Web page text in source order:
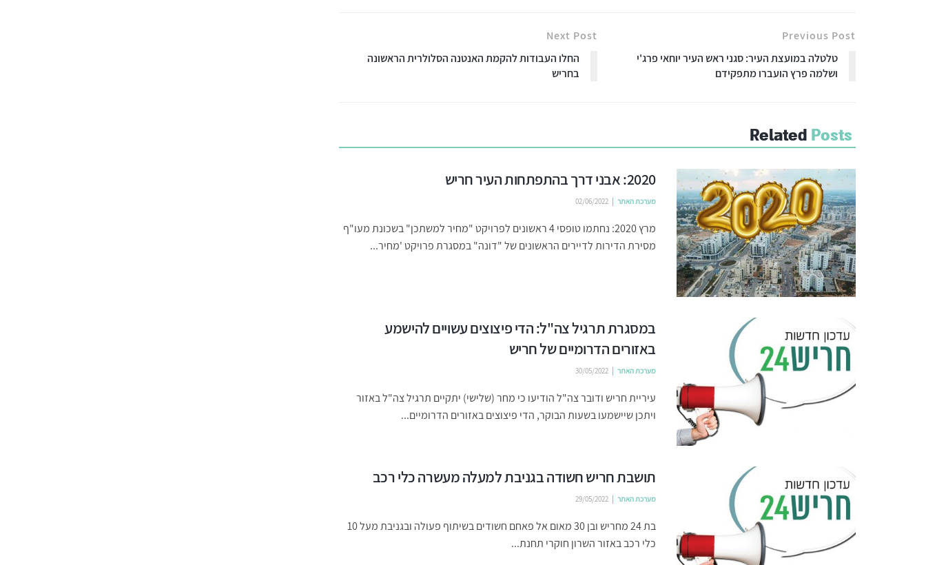
Previous Post
טלטלה במועצת העיר: סגני ראש העיר יוחאי פרג'י
ושלמה פרץ הועברו מתפקידם
Next Post
החלו העבודות להקמת האנטנה הסלולרית הראשונה
בחריש
Related Posts
2020: אבני דרך בהתפתחות העיר חריש
מערכת האתר 02/06/2022
מרץ 2020: נחתמו טופסי 4 ראשונים לפרויקט "מחיר למשתכן" בשכונת מעו"ף
מסירת הדירות לדיירים הראשונים של "דונה" במסגרת פרויקט 'מחיר...
במסגרת תרגיל צה"ל: הדי פיצוצים עשויים להישמע
באזורים הדרומיים של חריש
מערכת האתר 30/05/2022
עיריית חריש ודובר צה"ל הודיעו כי מחר (שלישי) יתקיים תרגיל צה"ל באזור
ויתכן שיישמעו בשעות הבוקר, הדי פיצוצים באזורים הדרומיים...
תושבת חריש חשודה בגניבת למעלה מעשרה כלי רכב
מערכת האתר 29/05/2022
בת 24 מחריש ובן 30 מאום אל פאחם חשודים בשיתוף פעולה ובגניבת מעל 10
כלי רכב באזור השרון חוקרי תחנת...